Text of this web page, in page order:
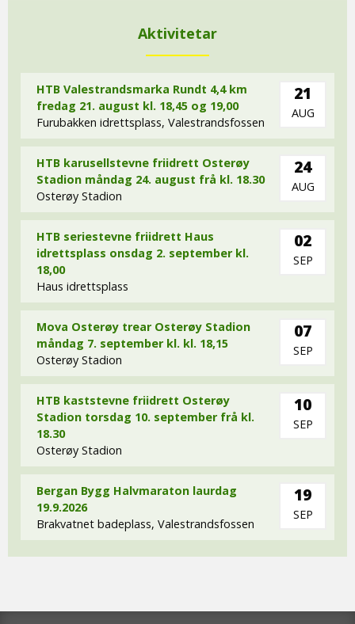
Aktivitetar
HTB Valestrandsmarka Rundt 4,4 km
fredag 21. august kl. 18,45 og 19,00
Furubakken idrettsplass, Valestrandsfossen
21
AUG
HTB karusellstevne friidrett Osterøy
Stadion måndag 24. august frå kl. 18.30
Osterøy Stadion
24
AUG
HTB seriestevne friidrett Haus
idrettsplass onsdag 2. september kl.
18,00
Haus idrettsplass
02
SEP
Mova Osterøy trear Osterøy Stadion
måndag 7. september kl. kl. 18,15
Osterøy Stadion
07
SEP
HTB kaststevne friidrett Osterøy
Stadion torsdag 10. september frå kl.
18.30
Osterøy Stadion
10
SEP
Bergan Bygg Halvmaraton laurdag
19.9.2026
Brakvatnet badeplass, Valestrandsfossen
19
SEP